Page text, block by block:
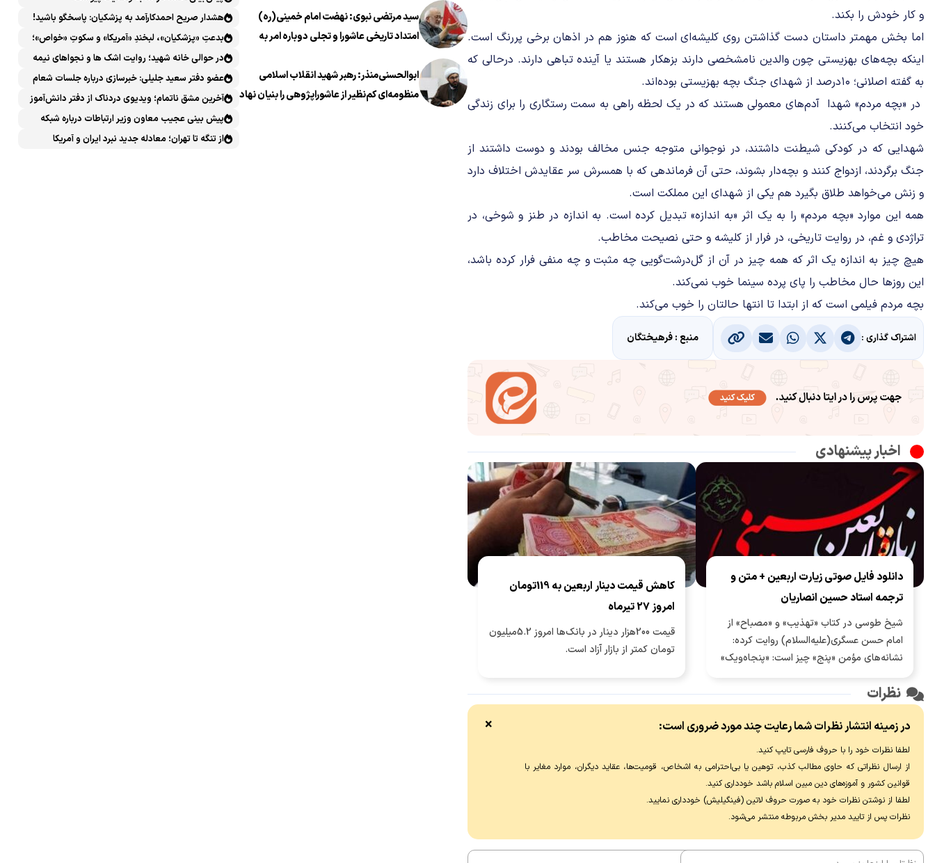
و کار خودش را بکند.
اما بخش مهمتر داستان دست گذاشتن روی کلیشه‌ای است که هنوز هم در اذهان برخی پررنگ است.
اینکه بچه‌های بهزیستی چون والدین نامشخصی دارند بزهکار هستند یا آینده تباهی دارند. درحالی که
به گفته اصلانی؛ ۱۰درصد از شهدای جنگ بچه بهزیستی بوده‌اند.
در «بچه مردم» شهدا آدم‌های معمولی هستند که در یک لحظه راهی به سمت رستگاری را برای زندگی
خود انتخاب می‌کنند.
شهدایی که در کودکی شیطنت داشتند، در نوجوانی متوجه جنس مخالف بودند و دوست داشتند از
جنگ برگردند، ازدواج کنند و بچه‌دار بشوند، حتی‌ آن فرماندهی که با همسرش سر عقایدش اختلاف دارد
و زنش می‌خواهد طلاق بگیرد هم یکی از شهدای این مملکت است.
همه این موارد «بچه مردم» را به یک اثر «به اندازه» تبدیل کرده است. به اندازه در طنز و شوخی، در
تراژدی و غم، در روایت تاریخی، در فرار از کلیشه و حتی نصیحت مخاطب.
هیچ چیز به اندازه یک اثر که همه چیز در آن از گل‌درشت‌گویی چه مثبت و چه منفی فرار کرده باشد،
این روزها حال مخاطب را پای پرده سینما خوب نمی‌کند.
بچه مردم فیلمی است که از ابتدا تا انتها حالتان را خوب می‌کند.
اشتراک گذاری : منبع : فرهیختگان
اخبار پیشنهادی
دانلود فایل صوتی زیارت اربعین + متن و
ترجمه استاد حسین انصاریان
شیخ طوسی در کتاب «تهذیب» و «مصباح» از
امام حسن عسگری(علیه‌السلام) روایت کرده:
نشانه‌های مؤمن «پنج» چیز است: «پنجاه‌ویک»
واجب و «سی‌وچهار» رکعت نافله [مستحب] در
دست راست کردن و پیشانی را در سجده بر
خاک نهادن و بلند گفتن «بِسْمِ اللّٰهِ الرَّحْمٰنِ
الرَّحیِمِ».
کاهش قیمت دینار اربعین به 119تومان
امروز 27 تیرماه
قیمت 200هزار دینار در بانک‌ها امروز 5.2میلیون
تومان کمتر از بازار آزاد است.
نظرات
در زمینه انتشار نظرات شما رعایت چند مورد ضروری است:
لطفا نظرات خود را با حروف فارسی تایپ کنید.
از ارسال نظراتی که حاوی مطالب کذب، توهین یا بی‌احترامی به اشخاص، قومیت‌ها، عقاید دیگران، موارد مغایر با
قوانین کشور و آموزه‌های دین مبین اسلام باشد خودداری کنید.
لطفا از نوشتن نظرات خود به صورت حروف لاتین (فینگیلیش) خودداری نماييد.
نظرات پس از تایید مدیر بخش مربوطه منتشر می‌شود.
×
سید مرتضی نبوی: نهضت امام خمینی(ره)
امتداد تاریخی عاشورا و تجلی دوباره امر به
ابوالحسنی‌منذر: رهبر شهید انقلاب اسلامی
منظومه‌ای کم‌نظیر از عاشوراپژوهی را بنیان نهاد
هشدار صریح احمدکارآمد به پزشکیان: پاسخگو باشید!
بدعتِ «پزشکیان»، لبخندِ «آمریکا» و سکوتِ «خواص»؛
سیرکِ قانون‌گریزی در روز روشن!
در حوالی خانه شهید؛ روایت اشک ها و نجواهای نیمه
شب
عضو دفتر سعید جلیلی: خبرسازی درباره جلسات شعام
خلاف امنیت ملی است
آخرین مشق ناتمام؛ ویدیوی دردناک از دفتر دانش‌آموز
شهید مینابی پربازدید شد
پیش بینی عجیب معاون وزیر ارتباطات درباره شبکه
ملی اطلاعات که محقق هم نشد!
از تنگه تا تهران؛ معادله جدید نبرد ایران و آمریکا